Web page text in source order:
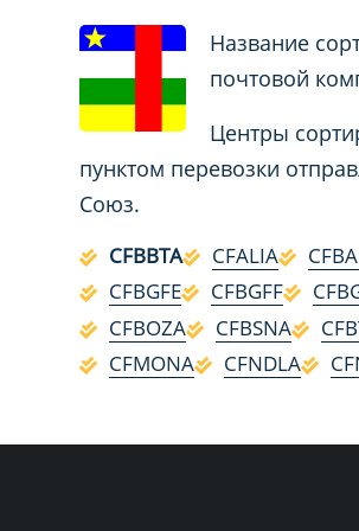
Название
почтовой
Центры
пунктом перевозки
Союз.
CFBBTA CFALIA
CFBGFE
CFBGFF
CFBOZA
CFBSNA
CFMONA
CFNDLA